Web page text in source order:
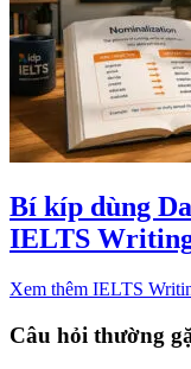
Bí kíp dùng
IELTS
Xem thêm IELTS
Câu hỏi thường